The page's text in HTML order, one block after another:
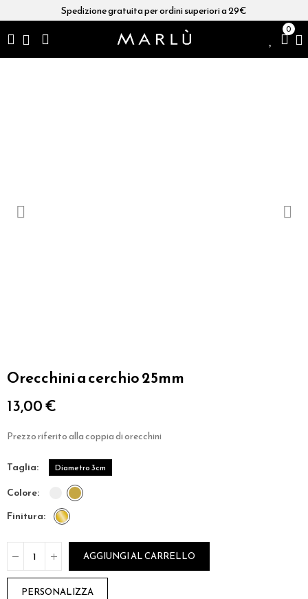
Spedizione gratuita per ordini superiori a 29€
0
Orecchini a cerchio 25mm
13,00 €
Prezzo riferito alla coppia di orecchini
taglia Diametro 3cm
colore
finitura
AGGIUNGI AL CARRELLO
PERSONALIZZA